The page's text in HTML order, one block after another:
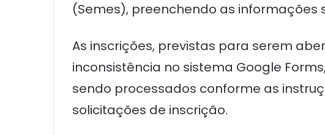
(Semes), preenchendo as informações
As inscrições, previstas para serem
inconsistência no sistema Google
sendo processados conforme as
solicitações de inscrição.